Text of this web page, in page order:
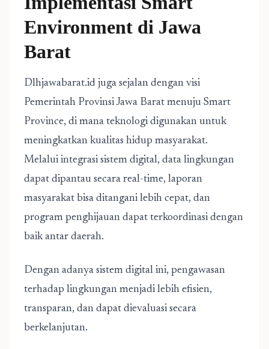
Environment di Jawa
Barat
Dlhjawabarat.id juga sejalan dengan visi
Pemerintah Provinsi Jawa Barat menuju Smart
Province, di mana teknologi digunakan untuk
meningkatkan kualitas hidup masyarakat.
Melalui integrasi sistem digital, data lingkungan
dapat dipantau secara real-time, laporan
masyarakat bisa ditangani lebih cepat, dan
program penghijauan dapat terkoordinasi dengan
baik antar daerah.
Dengan adanya sistem digital ini, pengawasan
terhadap lingkungan menjadi lebih efisien,
transparan, dan dapat dievaluasi secara
berkelanjutan.